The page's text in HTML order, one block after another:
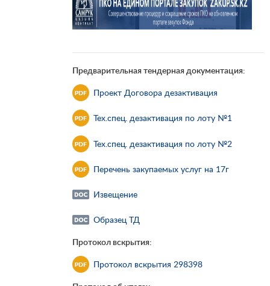
Предварительная тендерная документация:
Проект Договора дезактивация
Тех.спец. дезактивация по лоту №1
Тех.спец. дезактивация по лоту №2
Перечень закупаемых услуг на 17г
Извещение
Образец ТД
Протокол вскрытия:
Протокол вскрытия 298398